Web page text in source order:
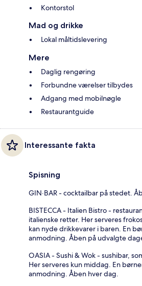
Kontorstol
Mad og drikke
Lokal måltidslevering
Mere
Daglig rengøring
Forbundne værelser tilbydes
Adgang med mobilnøgle
Restaurantguide
Interessante fakta
Spisning
GIN·BAR - cocktailbar på stedet.
BISTECCA - Italien Bistro -
italienske retter. Her serveres
kan nyde drikkevarer i baren. En
anmodning. Åben på udvalgte
OASIA - Sushi & Wok - sushibar,
Her serveres kun middag. En
anmodning. Åben hver dag.